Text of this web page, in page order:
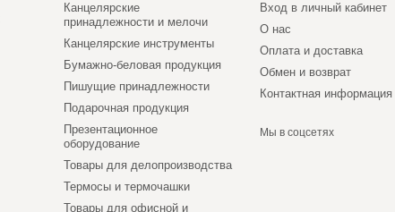
Канцелярские
принадлежности и мелочи
Канцелярские инструменты
Бумажно-беловая продукция
Пишущие принадлежности
Подарочная продукция
Презентационное
оборудование
Товары для делопроизводства
Термосы и термочашки
Товары для офисной и
Вход в личный кабинет
О нас
Оплата и доставка
Обмен и возврат
Контактная информация
Мы в соцсетях